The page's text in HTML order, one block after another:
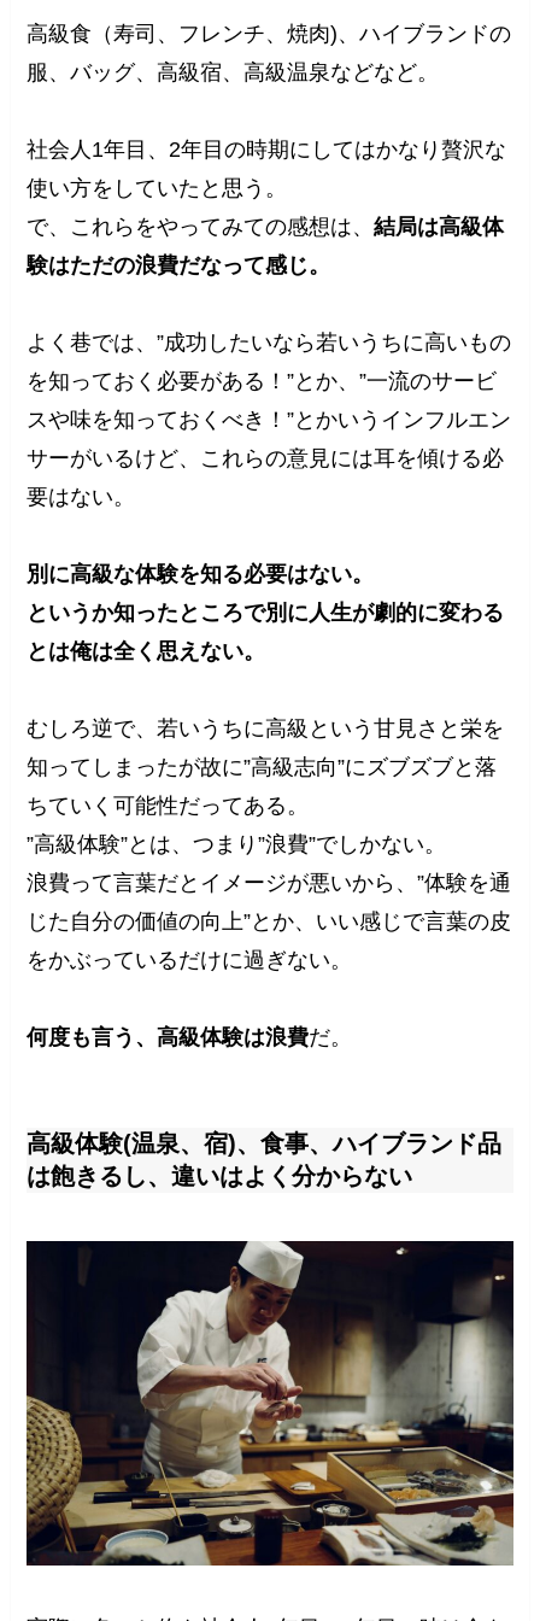
高級食（寿司、フレンチ、焼肉)、ハイブランドの
服、バッグ、高級宿、高級温泉などなど。
社会人1年目、2年目の時期にしてはかなり贅沢な
使い方をしていたと思う。
で、これらをやってみての感想は、結局は高級体
験はただの浪費だなって感じ。
よく巷では、”成功したいなら若いうちに高いもの
を知っておく必要がある！”とか、”一流のサービ
スや味を知っておくべき！”とかいうインフルエン
サーがいるけど、これらの意見には耳を傾ける必
要はない。
別に高級な体験を知る必要はない。
というか知ったところで別に人生が劇的に変わる
とは俺は全く思えない。
むしろ逆で、若いうちに高級という甘見さと栄を
知ってしまったが故に”高級志向”にズブズブと落
ちていく可能性だってある。
”高級体験”とは、つまり”浪費”でしかない。
浪費って言葉だとイメージが悪いから、”体験を通
じた自分の価値の向上”とか、いい感じで言葉の皮
をかぶっているだけに過ぎない。
何度も言う、高級体験は浪費だ。
高級体験(温泉、宿)、食事、ハイブランド品
は飽きるし、違いはよく分からない